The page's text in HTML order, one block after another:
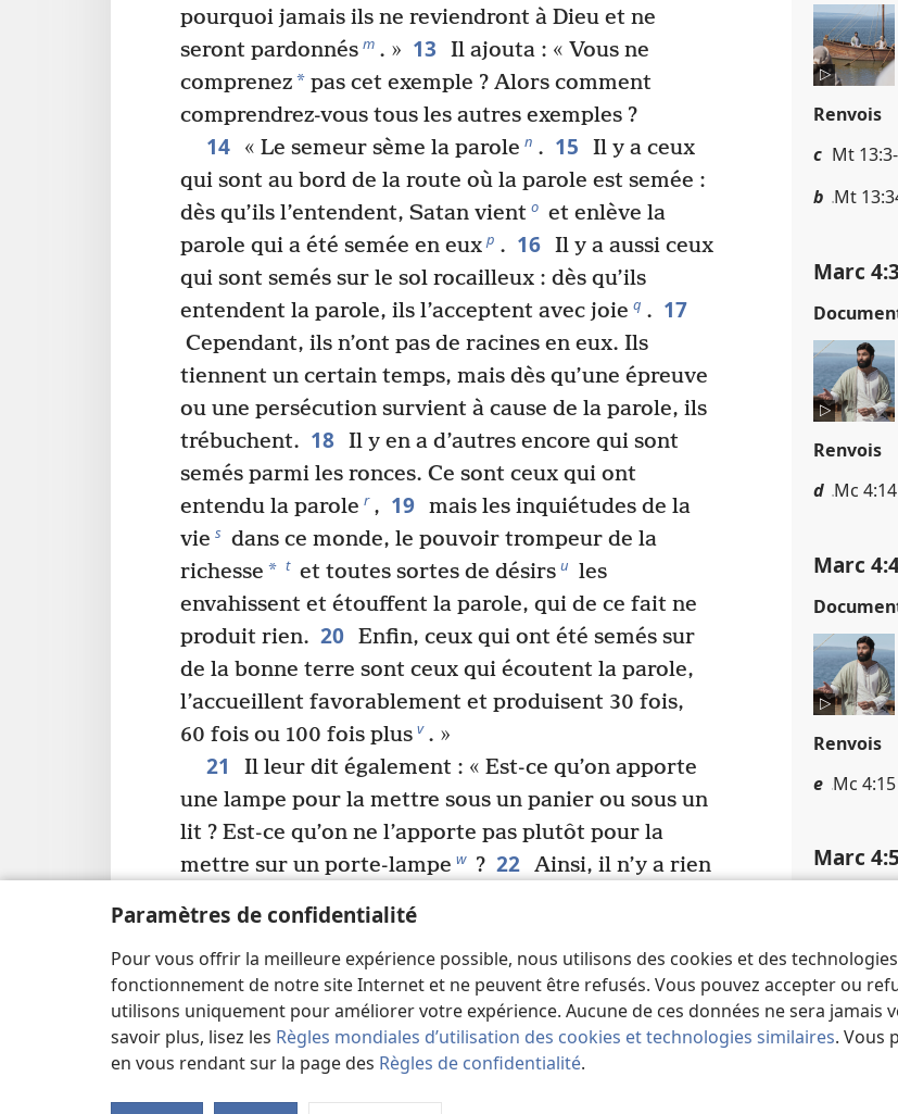
Paramètres de confidentialité
Pour vous offrir la meilleure expérience possible, nous utilisons des cookies et des
fonctionnement de notre site Internet et ne peuvent être refusés. Vous pouvez accepter ou
utilisons uniquement pour améliorer votre expérience. Aucune de ces données ne sera jamais
savoir plus, lisez les Règles mondiales d’utilisation des cookies et technologies similaires. Vous
en vous rendant sur la page des Règles de confidentialité.
pourquoi jamais ils ne reviendront à Dieu et ne
seront pardonnés m . » 13
Il ajouta : « Vous ne
comprenez* pas cet exemple ? Alors comment
comprendrez-vous tous les autres exemples ?
14 « Le semeur sème la parole n . 15
Il y a ceux
qui sont au bord de la route où la parole est semée :
dès qu’ils l’entendent, Satan vient o et enlève la
parole qui a été semée en eux p . 16 Il y a aussi ceux
qui sont semés sur le sol rocailleux : dès qu’ils
entendent la parole, ils l’acceptent avec joie q . 17
Cependant, ils n’ont pas de racines en eux. Ils
tiennent un certain temps, mais dès qu’une épreuve
ou une persécution survient à cause de la parole, ils
trébuchent. 18 Il y en a d’autres encore qui sont
semés parmi les ronces. Ce sont ceux qui ont
entendu la parole r , 19 mais les inquiétudes de la
vie s dans ce monde, le pouvoir trompeur de la
richesse * t et toutes sortes de désirs u les
envahissent et étouffent la parole, qui de ce fait ne
produit rien. 20 Enfin, ceux qui ont été semés sur
de la bonne terre sont ceux qui écoutent la parole,
l’accueillent favorablement et produisent 30 fois,
60 fois ou 100 fois plus v . »
21
Il leur dit également : « Est-ce qu’on apporte
une lampe pour la mettre sous un panier ou sous un
lit ? Est-ce qu’on ne l’apporte pas plutôt pour la
mettre sur un porte-lampe w ? 22 Ainsi, il n’y a rien
soigneusement gardé secret qui ne finisse par
paraître au grand jour x . 23 Que celui qui a des
oreilles pour écouter écoute y . »
24 Il continua : « Faites attention à ce que vous
entendez z . C’est avec la mesure que vous utilisez
Renvois
c Mt
b Mt
Marc 4​:​3
Renvois
d Mc 4​:​14
Marc
Renvois
e Mc 4​:​15
Marc 4​:​5